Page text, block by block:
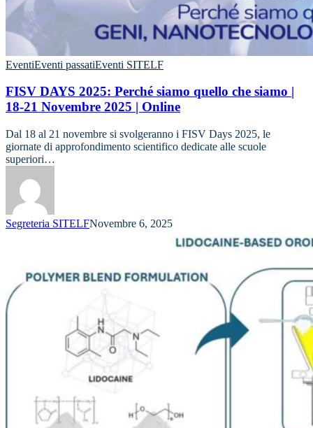
EventiEventi passatiEventi SITELF
FISV DAYS 2025: Perché siamo quello che siamo |
18-21 Novembre 2025 | Online
Dal 18 al 21 novembre si svolgeranno i FISV Days 2025, le
giornate di approfondimento scientifico dedicate alle scuole
superiori…
Segreteria SITELFNovembre 6, 2025